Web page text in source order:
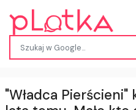
"Władca Pierścieni"